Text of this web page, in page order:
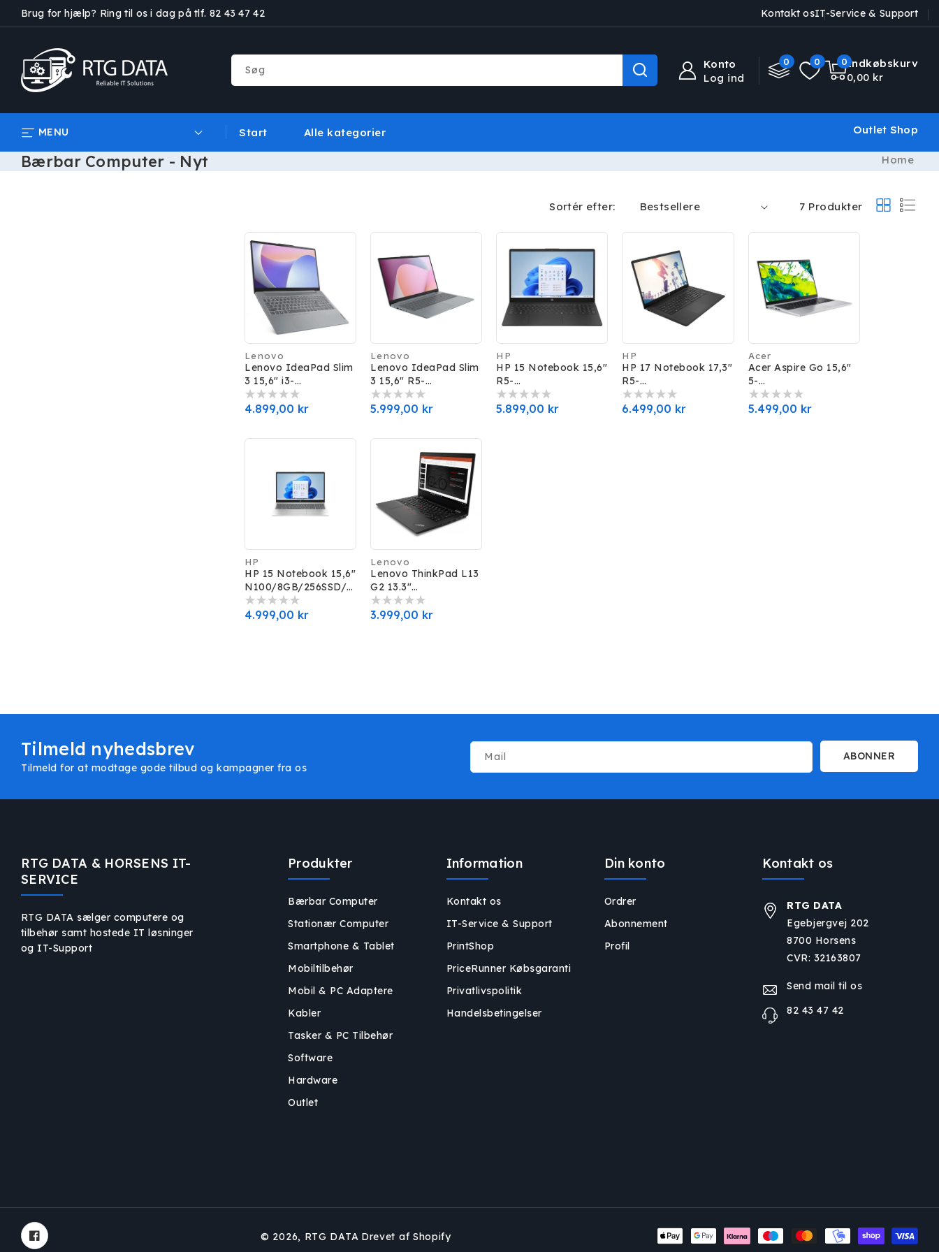
GÅ TIL
INDHOLD
Brug for hjælp? Ring til os i dag på tlf. 82 43 47 42 Kontakt osIT-Service & Support
Søg
Konto
Log ind
0 0
Indkøbskurv
0,00 kr
0
varer
MENU Start Alle kategorier Outlet Shop
Bærbar Computer - Nyt Home
Sortér efter: 7 Produkter
Forhandler:
Lenovo
Lenovo IdeaPad Slim
3 15,6" i3-
N305/8GB/128SSD/W
11H-S
Normalpris
4.899,00 kr
Forhandler:
Lenovo
Lenovo IdeaPad Slim
3 15,6" R5-
7520U/16GB/512SSD/
W11H
Normalpris
5.999,00 kr
Forhandler:
HP
HP 15 Notebook 15,6"
R5-
7520U/8GB/512SSD/
W11H
Normalpris
5.899,00 kr
Forhandler:
HP
HP 17 Notebook 17,3"
R5-
7520U/16/512/W11H
Normalpris
6.499,00 kr
Forhandler:
Acer
Acer Aspire Go 15,6"
5-
120U/8GB/256SSD/W
11H
Normalpris
5.499,00 kr
Forhandler:
HP
HP 15 Notebook 15,6"
N100/8GB/256SSD/
W11H (Klargjort)
Normalpris
4.999,00 kr
Forhandler:
Lenovo
Lenovo ThinkPad L13
G2 13.3"
R35400U/8GB/128SS
D/W11P (New Bulk)
Normalpris
3.999,00 kr
Tilmeld nyhedsbrev
Tilmeld for at modtage gode tilbud og kampagner fra os
Mail ABONNER
Kontakt os
RTG DATA
Egebjergvej 202
8700 Horsens
CVR: 32163807
Send mail til os
82 43 47 42
Din konto
Ordrer
Abonnement
Profil
Information
Kontakt os
IT-Service & Support
PrintShop
PriceRunner Købsgaranti
Privatlivspolitik
Handelsbetingelser
Produkter
Bærbar Computer
Stationær Computer
Smartphone & Tablet
Mobiltilbehør
Mobil & PC Adaptere
Kabler
Tasker & PC Tilbehør
Software
Hardware
Outlet
RTG DATA & HORSENS IT-
SERVICE
RTG DATA sælger computere og
tilbehør samt hostede IT løsninger
og IT-Support
Facebook © 2026, RTG DATA Drevet af Shopify Betalingsmetoder